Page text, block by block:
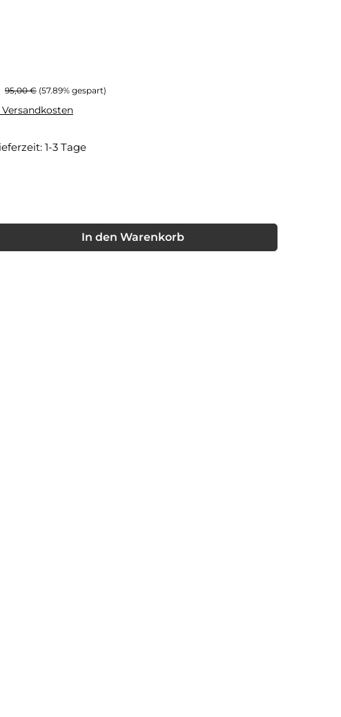
Regulärer Preis:
95,00 € (57.89% gespart)
1-3 Tage
nicht verfügbar.)
ist zurzeit nicht verfügbar.)
gewünschten Wert ein oder benutze die Schaltflächen um die
In den Warenkorb